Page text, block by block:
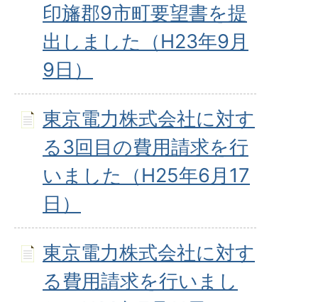
印旛郡9市町要望書を提
出しました（H23年9月
9日）
東京電力株式会社に対す
る3回目の費用請求を行
いました（H25年6月17
日）
東京電力株式会社に対す
る費用請求を行いまし